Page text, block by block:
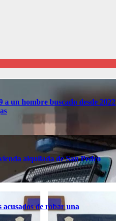
un hombre buscado desde 2022
alquilada de San Pedro
de robar una